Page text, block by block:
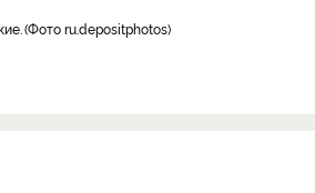
Фото ru.depositphotos